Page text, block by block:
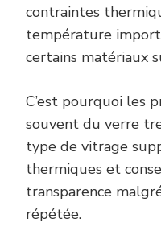
contraintes
température
certains matériaux
C’est pourquoi les
souvent du verre
type de vitrage
thermiques et
transparence
répétée.